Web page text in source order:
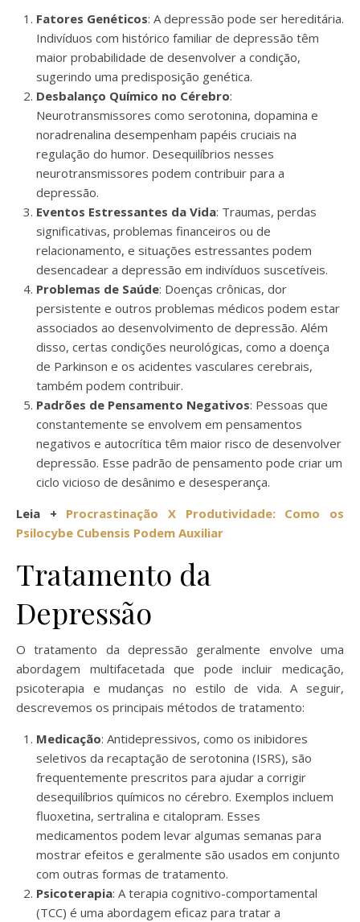
Fatores Genéticos: A depressão pode ser hereditária.
Indivíduos com histórico familiar de depressão têm
maior probabilidade de desenvolver a condição,
sugerindo uma predisposição genética.
Desbalanço Químico no Cérebro:
Neurotransmissores como serotonina, dopamina e
noradrenalina desempenham papéis cruciais na
regulação do humor. Desequilíbrios nesses
neurotransmissores podem contribuir para a
depressão.
Eventos Estressantes da Vida: Traumas, perdas
significativas, problemas financeiros ou de
relacionamento, e situações estressantes podem
desencadear a depressão em indivíduos suscetíveis.
Problemas de Saúde: Doenças crônicas, dor
persistente e outros problemas médicos podem estar
associados ao desenvolvimento de depressão. Além
disso, certas condições neurológicas, como a doença
de Parkinson e os acidentes vasculares cerebrais,
também podem contribuir.
Padrões de Pensamento Negativos: Pessoas que
constantemente se envolvem em pensamentos
negativos e autocrítica têm maior risco de desenvolver
depressão. Esse padrão de pensamento pode criar um
ciclo vicioso de desânimo e desesperança.
Leia + Procrastinação X Produtividade: Como os
Psilocybe Cubensis Podem Auxiliar
Tratamento da
Depressão
O tratamento da depressão geralmente envolve uma
abordagem multifacetada que pode incluir medicação,
psicoterapia e mudanças no estilo de vida. A seguir,
descrevemos os principais métodos de tratamento:
Medicação: Antidepressivos, como os inibidores
seletivos da recaptação de serotonina (ISRS), são
frequentemente prescritos para ajudar a corrigir
desequilíbrios químicos no cérebro. Exemplos incluem
fluoxetina, sertralina e citalopram. Esses
medicamentos podem levar algumas semanas para
mostrar efeitos e geralmente são usados em conjunto
com outras formas de tratamento.
Psicoterapia: A terapia cognitivo-comportamental
(TCC) é uma abordagem eficaz para tratar a